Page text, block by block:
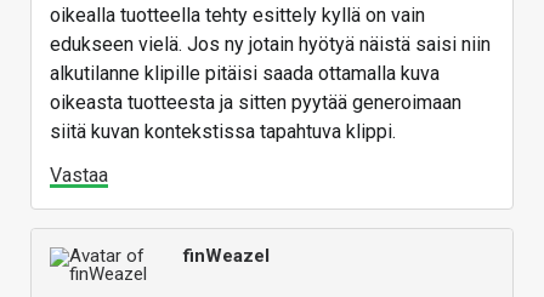
oikealla tuotteella tehty esittely kyllä on vain
edukseen vielä. Jos ny jotain hyötyä näistä saisi niin
alkutilanne klipille pitäisi saada ottamalla kuva
oikeasta tuotteesta ja sitten pyytää generoimaan
siitä kuvan kontekstissa tapahtuva klippi.
Vastaa
finWeazel